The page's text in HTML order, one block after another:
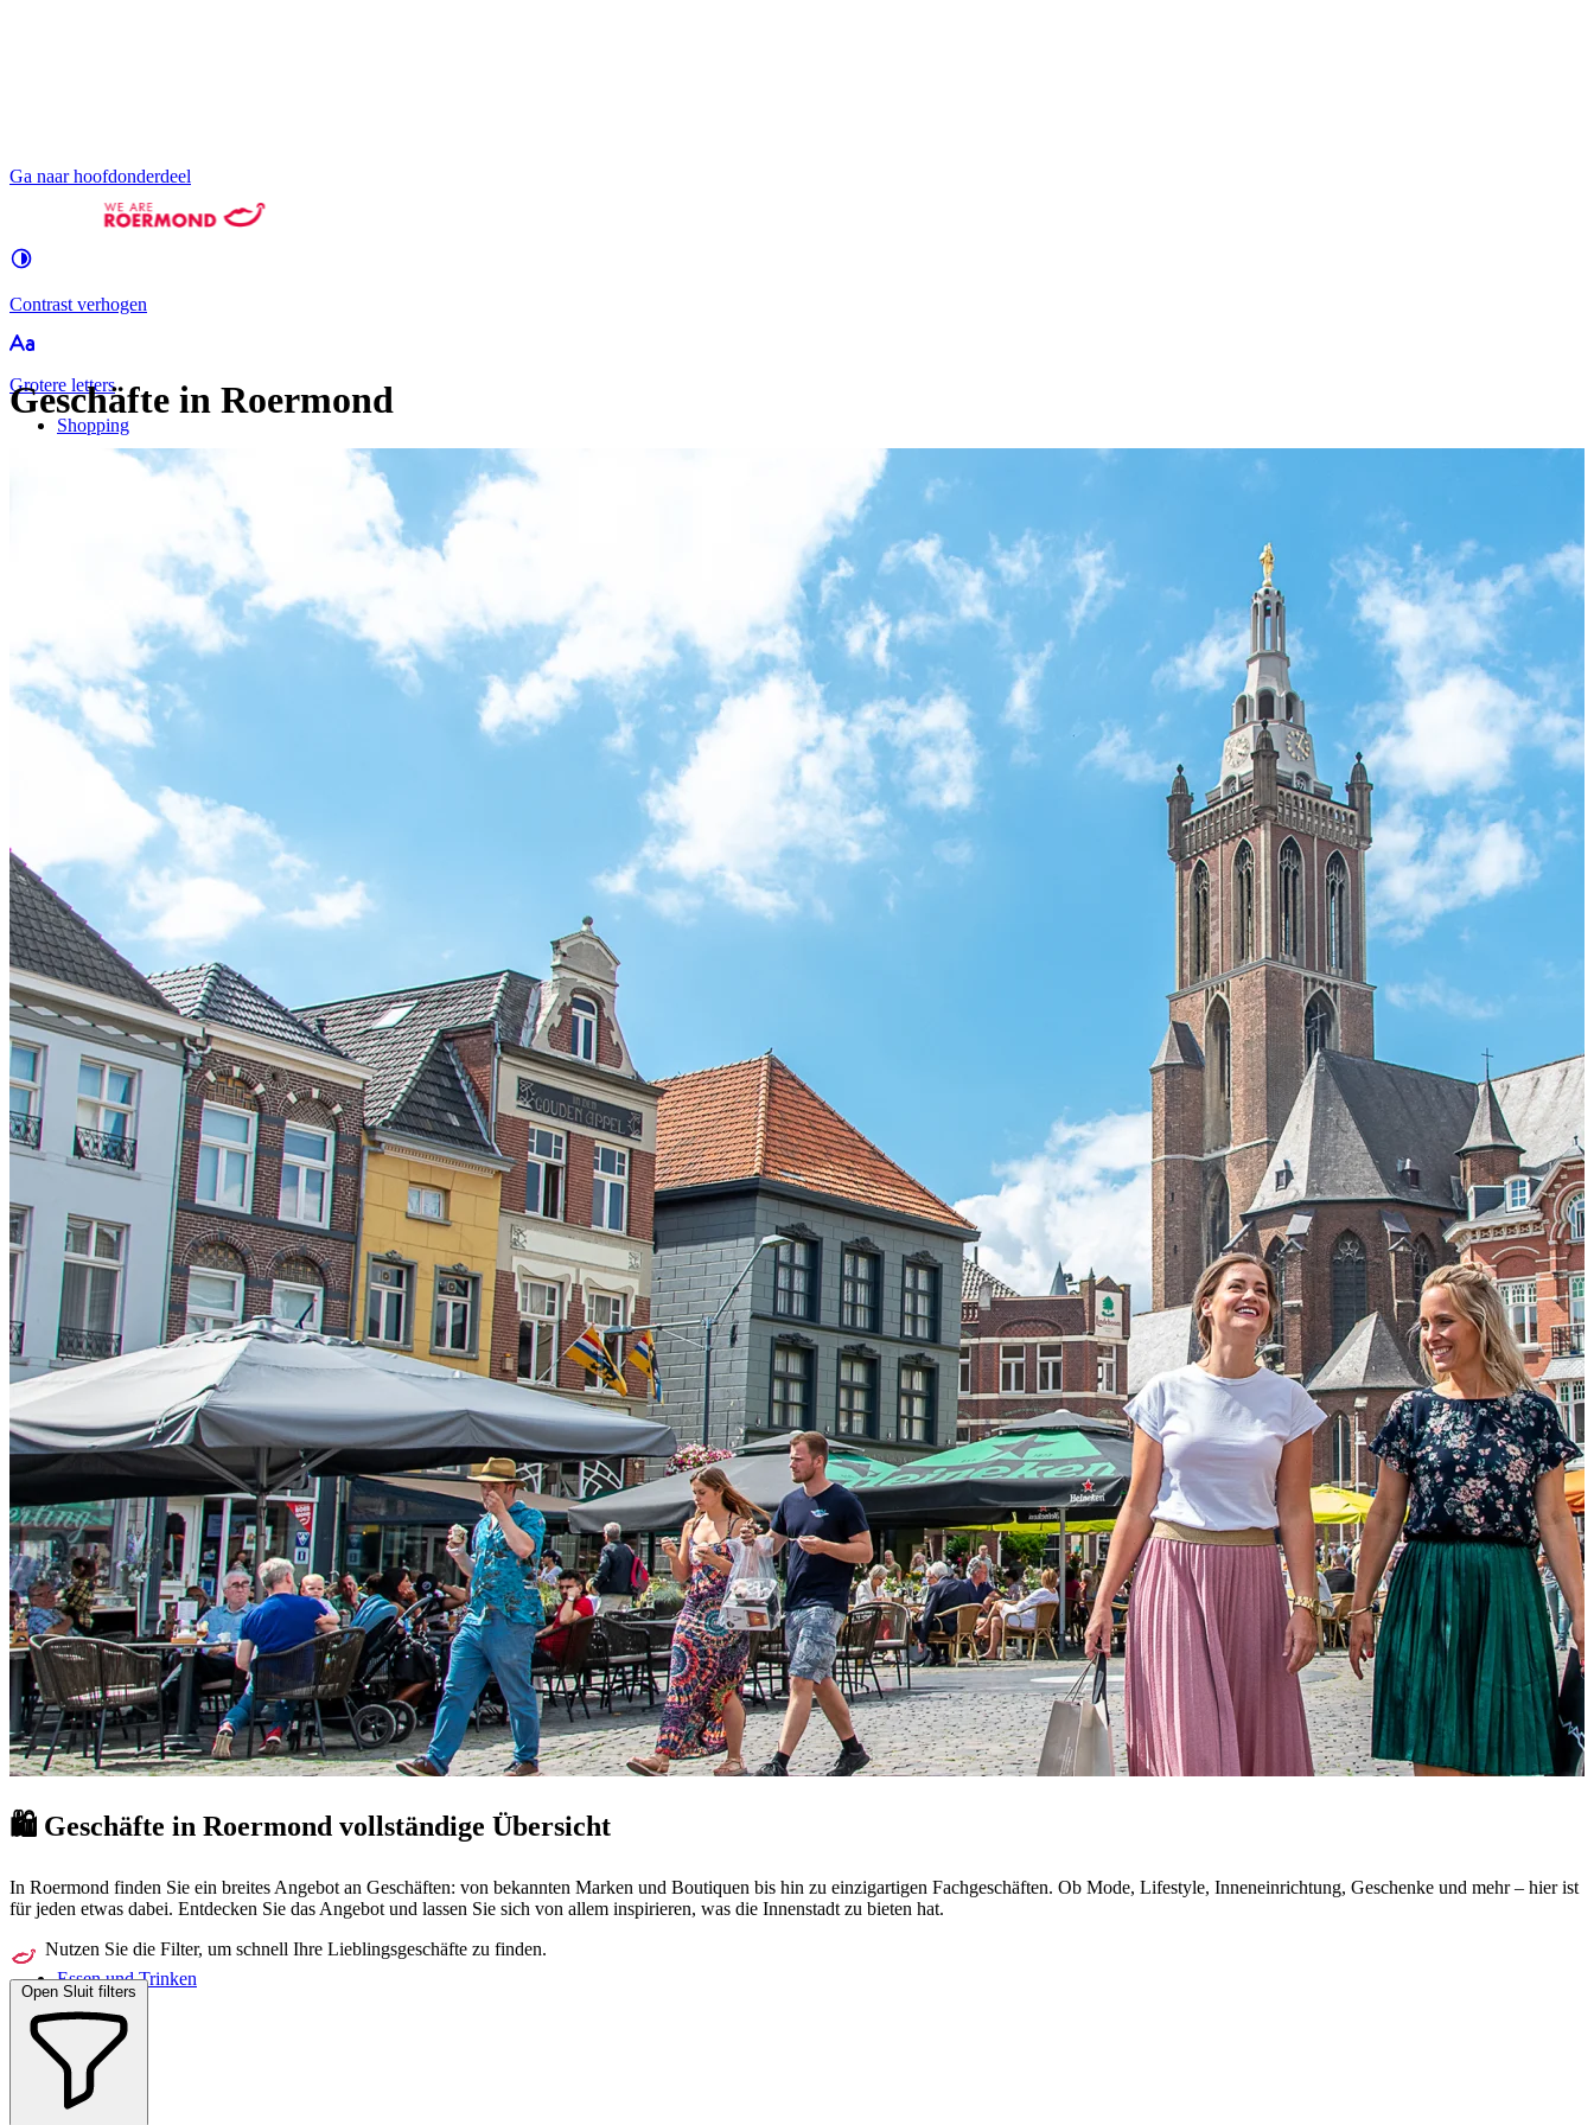
Ga naar hoofdonderdeel
Contrast verhogen
Grotere letters
Shopping
Essen und Trinken
Geschäfte in Roermond
🛍️ Geschäfte in Roermond vollständige Übersicht
In Roermond finden Sie ein breites Angebot an Geschäften: von bekannten Marken und Boutiquen bis hin zu einzigartigen Fachgeschäften. Ob Mode, Lifestyle, Inneneinrichtung, Geschenke und mehr – hier ist
für jeden etwas dabei. Entdecken Sie das Angebot und lassen Sie sich von allem inspirieren, was die Innenstadt zu bieten hat.
Nutzen Sie die Filter, um schnell Ihre Lieblingsgeschäfte zu finden.
Open Sluit filters